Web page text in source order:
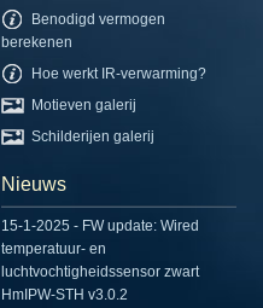
Benodigd vermogen
berekenen
Hoe werkt IR-verwarming?
Motieven galerij
Schilderijen galerij
Nieuws
15-1-2025 - FW update: Wired
temperatuur- en
luchtvochtigheidssensor zwart
HmIPW-STH v3.0.2